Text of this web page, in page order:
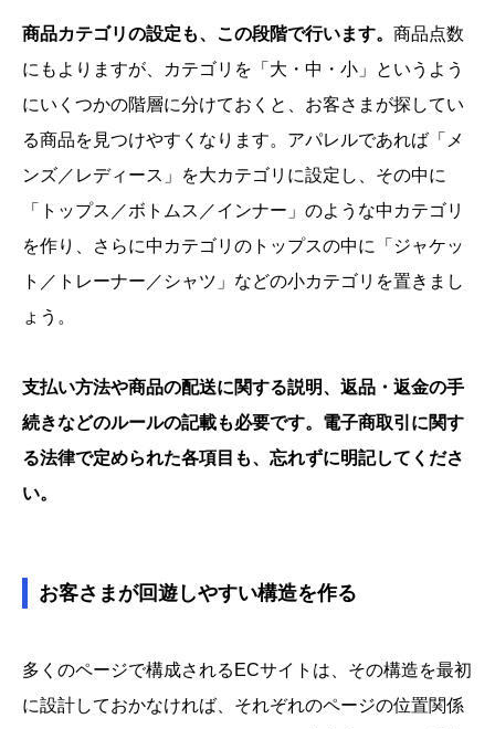
商品カテゴリの設定も、この段階で行います。 商品点数
にもよりますが、カテゴリを「大・中・小」というよう
にいくつかの階層に分けておくと、お客さまが探してい
る商品を見つけやすくなります。アパレルであれば「メ
ンズ／レディース」を大カテゴリに設定し、その中に
「トップス／ボトムス／インナー」のような中カテゴリ
を作り、さらに中カテゴリのトップスの中に「ジャケッ
ト／トレーナー／シャツ」などの小カテゴリを置きまし
ょう。
支払い方法や商品の配送に関する説明、返品・返金の手
続きなどのルールの記載も必要です。電子商取引に関す
る法律で定められた各項目も、忘れずに明記してくださ
い。
お客さまが回遊しやすい構造を作る
多くのページで構成されるECサイトは、その構造を最初
に設計しておかなければ、それぞれのページの位置関係